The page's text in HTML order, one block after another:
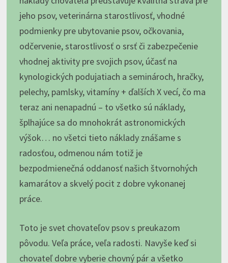
jeho psov, veterinárna starostlivosť, vhodné
podmienky pre ubytovanie psov, očkovania,
odčervenie, starostlivosť o srsť či zabezpečenie
vhodnej aktivity pre svojich psov, účasť na
kynologických podujatiach a seminároch, hračky,
pelechy, pamlsky, vitamíny + ďalších X vecí, čo ma
teraz ani nenapadnú – to všetko sú náklady,
šplhajúce sa do mnohokrát astronomických
výšok… no všetci tieto náklady znášame s
radosťou, odmenou nám totiž je
bezpodmienečná oddanosť našich štvornohých
kamarátov a skvelý pocit z dobre vykonanej
práce.
Toto je svet chovateľov psov s preukazom
pôvodu. Veľa práce, veľa radosti. Navyše keď si
chovateľ dobre vyberie chovný pár a všetko